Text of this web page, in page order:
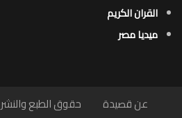
القران الكريم
ميديا مصر
عن قصيدة حقوق الطبع والنشر